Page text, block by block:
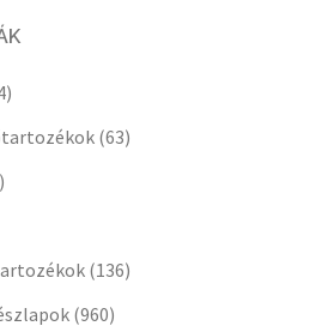
(63)
(136)
(960)